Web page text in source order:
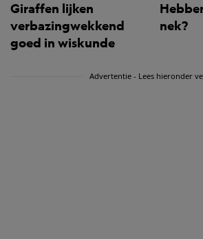
Giraffen lijken
verbazingwekkend
goed in wiskunde
nek?
Advertentie - Lees hieronder